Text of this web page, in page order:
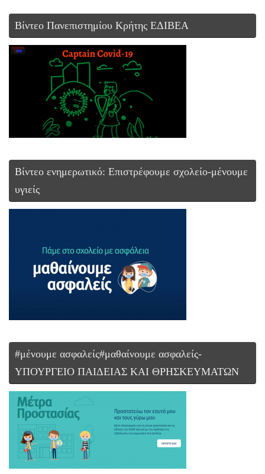
Βίντεο Πανεπιστημίου Κρήτης ΕΔΙΒΕΑ
Βίντεο ενημερωτικό: Επιστρέφουμε σχολείο-μένουμε
υγιείς
#μένουμε ασφαλείς#μαθαίνουμε ασφαλείς-
ΥΠΟΥΡΓΕΙΟ ΠΑΙΔΕΙΑΣ ΚΑΙ ΘΡΗΣΚΕΥΜΑΤΩΝ